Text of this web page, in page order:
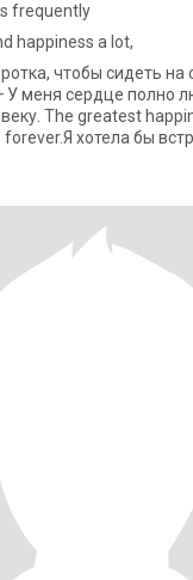
frequently
happiness a lot,
чтобы сидеть на
a loved
хотела бы